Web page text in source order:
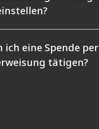
ich eine Spende per
tätigen?